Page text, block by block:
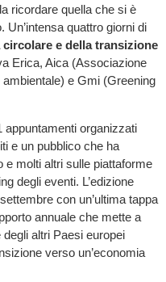
ricordare quella che si è
quattro giorni di
circolare e della transizione
Erica, Aica (Associazione
e Gmi (Greening
appuntamenti organizzati
e un pubblico che ha
e molti altri sulle piattaforme
degli eventi. L’edizione
con un’ultima tappa
annuale che mette a
degli altri Paesi europei
verso un’economia